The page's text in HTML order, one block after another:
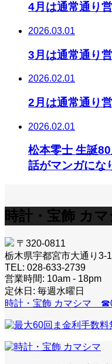
4月は通常通り
2026.03.01
3月は通常通り
2026.02.01
2月は通常通り
2026.02.01
松本零士 生誕
話がマンガにな
時計・宝飾 カマ
〒320-0811
栃木県宇都宮市大通り3-
TEL: 028-633-2739
営業時間: 10am - 18pm
定休日: 毎週水曜日
時計・宝飾 カマシマ